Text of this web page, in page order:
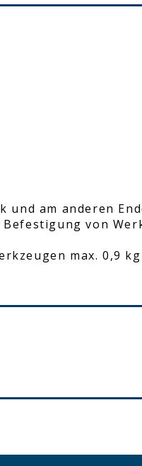
und am anderen
von
max. 0,9 kg